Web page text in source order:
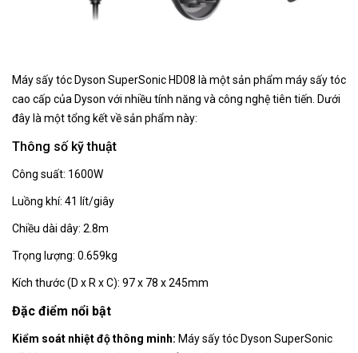
Máy sấy tóc Dyson SuperSonic HD08 là một sản phẩm máy sấy tóc
cao cấp của Dyson với nhiều tính năng và công nghệ tiên tiến. Dưới
đây là một tổng kết về sản phẩm này:
Thông số kỹ thuật
Công suất: 1600W
Luồng khí: 41 lít/giây
Chiều dài dây: 2.8m
Trọng lượng: 0.659kg
Kích thước (D x R x C): 97 x 78 x 245mm
Đặc điểm nổi bật
Kiểm soát nhiệt độ thông minh: Máy sấy tóc Dyson SuperSonic